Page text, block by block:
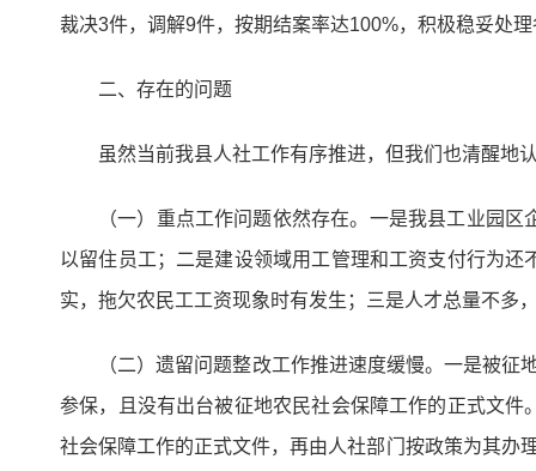
裁决3件，调解9件，按期结案率达100%，积极稳妥处
二、存在的问题
虽然当前我县人社工作有序推进，但我们也清醒地
（一）重点工作问题依然存在。一是我县工业园
以留住员工；二是建设领域用工管理和工资支付行为
实，拖欠农民工工资现象时有发生；三是人才总量不多
（二）遗留问题整改工作推进速度缓慢。一是被
参保，且没有出台被征地农民社会保障工作的正式文
社会保障工作的正式文件，再由人社部门按政策为其办